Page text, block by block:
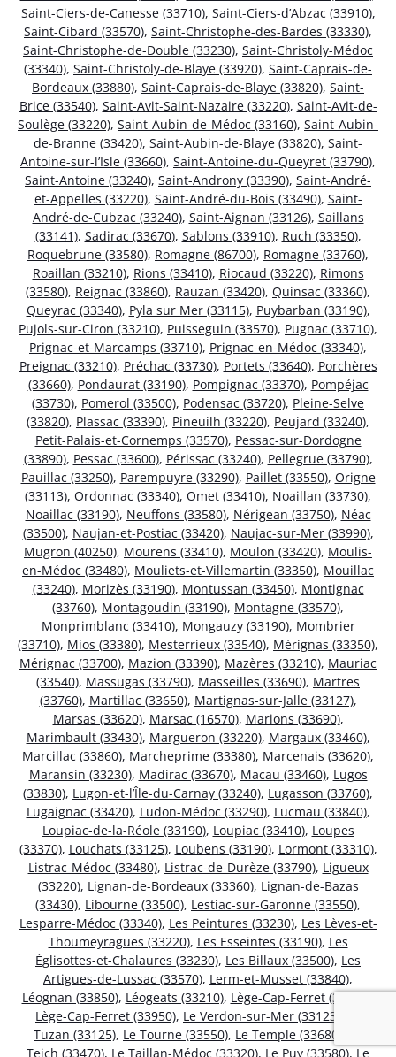
Saint-Ciers-de-Canesse (33710), Saint-Ciers-d’Abzac (33910),
Saint-Cibard (33570), Saint-Christophe-des-Bardes (33330),
Saint-Christophe-de-Double (33230), Saint-Christoly-Médoc
(33340), Saint-Christoly-de-Blaye (33920), Saint-Caprais-de-
Bordeaux (33880), Saint-Caprais-de-Blaye (33820), Saint-
Brice (33540), Saint-Avit-Saint-Nazaire (33220), Saint-Avit-de-
Soulège (33220), Saint-Aubin-de-Médoc (33160), Saint-Aubin-
de-Branne (33420), Saint-Aubin-de-Blaye (33820), Saint-
Antoine-sur-l’Isle (33660), Saint-Antoine-du-Queyret (33790),
Saint-Antoine (33240), Saint-Androny (33390), Saint-André-
et-Appelles (33220), Saint-André-du-Bois (33490), Saint-
André-de-Cubzac (33240), Saint-Aignan (33126), Saillans
(33141), Sadirac (33670), Sablons (33910), Ruch (33350),
Roquebrune (33580), Romagne (86700), Romagne (33760),
Roaillan (33210), Rions (33410), Riocaud (33220), Rimons
(33580), Reignac (33860), Rauzan (33420), Quinsac (33360),
Queyrac (33340), Pyla sur Mer (33115), Puybarban (33190),
Pujols-sur-Ciron (33210), Puisseguin (33570), Pugnac (33710),
Prignac-et-Marcamps (33710), Prignac-en-Médoc (33340),
Preignac (33210), Préchac (33730), Portets (33640), Porchères
(33660), Pondaurat (33190), Pompignac (33370), Pompéjac
(33730), Pomerol (33500), Podensac (33720), Pleine-Selve
(33820), Plassac (33390), Pineuilh (33220), Peujard (33240),
Petit-Palais-et-Cornemps (33570), Pessac-sur-Dordogne
(33890), Pessac (33600), Périssac (33240), Pellegrue (33790),
Pauillac (33250), Parempuyre (33290), Paillet (33550), Origne
(33113), Ordonnac (33340), Omet (33410), Noaillan (33730),
Noaillac (33190), Neuffons (33580), Nérigean (33750), Néac
(33500), Naujan-et-Postiac (33420), Naujac-sur-Mer (33990),
Mugron (40250), Mourens (33410), Moulon (33420), Moulis-
en-Médoc (33480), Mouliets-et-Villemartin (33350), Mouillac
(33240), Morizès (33190), Montussan (33450), Montignac
(33760), Montagoudin (33190), Montagne (33570),
Monprimblanc (33410), Mongauzy (33190), Mombrier
(33710), Mios (33380), Mesterrieux (33540), Mérignas (33350),
Mérignac (33700), Mazion (33390), Mazères (33210), Mauriac
(33540), Massugas (33790), Masseilles (33690), Martres
(33760), Martillac (33650), Martignas-sur-Jalle (33127),
Marsas (33620), Marsac (16570), Marions (33690),
Marimbault (33430), Margueron (33220), Margaux (33460),
Marcillac (33860), Marcheprime (33380), Marcenais (33620),
Maransin (33230), Madirac (33670), Macau (33460), Lugos
(33830), Lugon-et-l’Île-du-Carnay (33240), Lugasson (33760),
Lugaignac (33420), Ludon-Médoc (33290), Lucmau (33840),
Loupiac-de-la-Réole (33190), Loupiac (33410), Loupes
(33370), Louchats (33125), Loubens (33190), Lormont (33310),
Listrac-Médoc (33480), Listrac-de-Durèze (33790), Ligueux
(33220), Lignan-de-Bordeaux (33360), Lignan-de-Bazas
(33430), Libourne (33500), Lestiac-sur-Garonne (33550),
Lesparre-Médoc (33340), Les Peintures (33230), Les Lèves-et-
Thoumeyragues (33220), Les Esseintes (33190), Les
Églisottes-et-Chalaures (33230), Les Billaux (33500), Les
Artigues-de-Lussac (33570), Lerm-et-Musset (33840),
Léognan (33850), Léogeats (33210), Lège-Cap-Ferret (33970),
Lège-Cap-Ferret (33950), Le Verdon-sur-Mer (33123)
Tuzan (33125), Le Tourne (33550), Le Temple (33680)
Teich (33470), Le Taillan-Médoc (33320), Le Puy (33580), Le